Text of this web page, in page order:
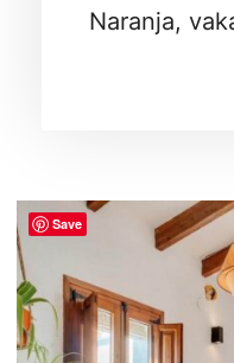
Naranja,
Save